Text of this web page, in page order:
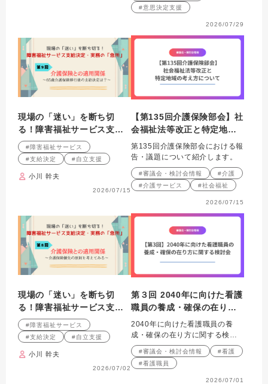
#意思決定支援
2026/07/29
現場の「迷い」を断ち切
る！障害福祉サービス支給
決定・実務の「急所」 第９
回連載 介護保険との適用
関係～65歳介護保険移行後
の支給決定は？～
#障害福祉サービス
#支給決定
#自立支援
小川 幹夫
2026/07/15
【第135回介護保険部会】社
会福祉法等改正と特定地域
の考え方について
第135回介護保険部会における報
告・議題について紹介します。
#審議会・検討会情報
#介護
#介護サービス
#社会福祉
2026/07/15
現場の「迷い」を断ち切
る！障害福祉サービス支給
決定・実務の「急所」 第８
回連載 介護保険との適用
関係～介護保険優先の原則
を考えてみる～
#障害福祉サービス
#支給決定
#自立支援
小川 幹夫
2026/07/02
第３回 2040年に向けた看護
職員の養成・確保の在り方
に関する検討会
2040年に向けた看護職員の養
成・確保の在り方に関する検討
会における議題について紹介し
ます。
#審議会・検討会情報
#看護
#看護職員
2026/07/01